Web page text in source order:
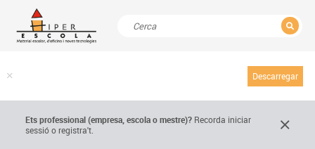
Descarregar
Ets professional (empresa,escola o mestre)? Recorda iniciar
sessió o registra't.